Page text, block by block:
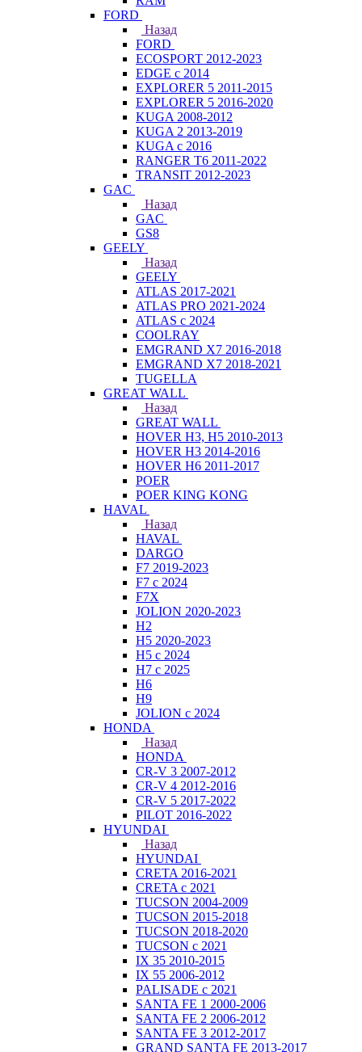
FORD
Назад
FORD
ECOSPORT 2012-2023
EDGE c 2014
EXPLORER 5 2011-2015
EXPLORER 5 2016-2020
KUGA 2008-2012
KUGA 2 2013-2019
KUGA с 2016
RANGER T6 2011-2022
TRANSIT 2012-2023
GAC
Назад
GAC
GS8
GEELY
Назад
GEELY
ATLAS 2017-2021
ATLAS PRO 2021-2024
ATLAS с 2024
COOLRAY
EMGRAND X7 2016-2018
EMGRAND X7 2018-2021
TUGELLA
GREAT WALL
Назад
GREAT WALL
HOVER H3, H5 2010-2013
HOVER H3 2014-2016
HOVER H6 2011-2017
POER
POER KING KONG
HAVAL
Назад
HAVAL
DARGO
F7 2019-2023
F7 с 2024
F7X
JOLION 2020-2023
H2
H5 2020-2023
H5 с 2024
H7 с 2025
H6
H9
JOLION с 2024
HONDA
Назад
HONDA
CR-V 3 2007-2012
CR-V 4 2012-2016
CR-V 5 2017-2022
PILOT 2016-2022
HYUNDAI
Назад
HYUNDAI
CRETA 2016-2021
CRETA с 2021
TUCSON 2004-2009
TUCSON 2015-2018
TUCSON 2018-2020
TUCSON с 2021
IX 35 2010-2015
IX 55 2006-2012
PALISADE с 2021
SANTA FE 1 2000-2006
SANTA FE 2 2006-2012
SANTA FE 3 2012-2017
GRAND SANTA FE 2013-2017